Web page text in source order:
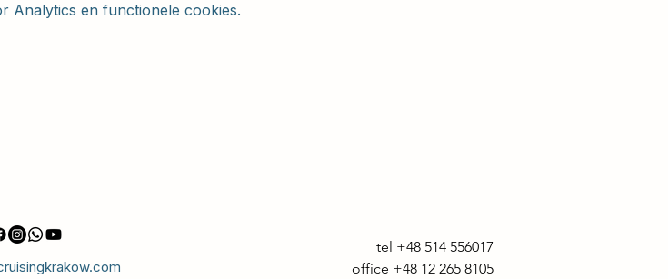
Analytics en functionele cookies.
tel +48 514 556017
office +48 12 265 8105